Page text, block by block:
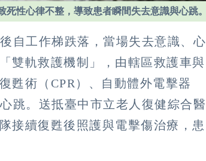
性心律不整，導致患者瞬間失去意識與心跳。
自工作梯跌落，當場失去意識、心
雙軌救護機制」，由轄區救護車與
甦術（CPR）、自動體外電擊器
跳。送抵臺中市立老人復健綜合醫
接續復甦後照護與電擊傷治療，患